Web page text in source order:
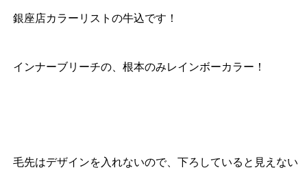
銀座店カラーリストの牛込です！
インナーブリーチの、根本のみレインボーカラー！
毛先はデザインを入れないので、下ろしていると見えない